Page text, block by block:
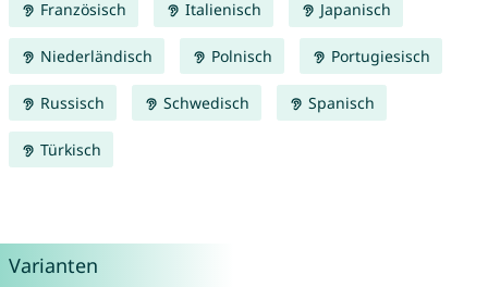
Französisch Italienisch Japanisch
Niederländisch Polnisch Portugiesisch
Russisch Schwedisch Spanisch
Türkisch
Varianten